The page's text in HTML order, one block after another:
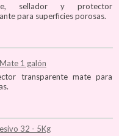
sellador y protector
para superficies porosas.
1 galón
transparente mate para
32 - 5Kg